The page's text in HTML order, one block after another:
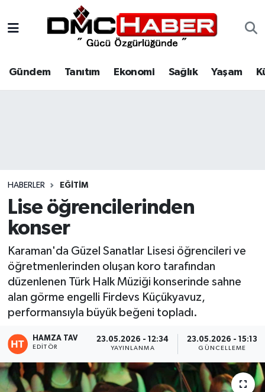
Gündem Tanıtım Ekonomi Sağlık Yaşam
HABERLER EĞITIM
Lise öğrencilerinden
konser
Karaman'da Güzel Sanatlar Lisesi öğrencileri ve
öğretmenlerinden oluşan koro tarafından
düzenlenen Türk Halk Müziği konserinde sahne
alan görme engelli Firdevs Küçükyavuz,
performansıyla büyük beğeni topladı.
HAMZA TAV
EDITÖR
23.05.2026 - 12:34
YAYINLANMA
23.05.2026 - 15:13
GÜNCELLEME
Tanıtım
Spor
Siyaset
Eğitim
Teknoloji
Asayiş
Resmi İlan
Nöbetçi Eczaneler
Hava Durumu
Haber Arşivi